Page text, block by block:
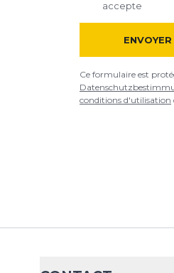
accepte
ENVOYER
Ce formulaire est
conditions d'utilisation